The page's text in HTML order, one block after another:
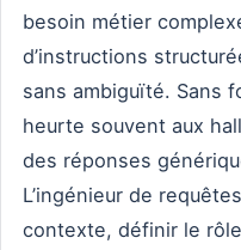
besoin métier
d’instructions
sans ambiguïté. Sans
heurte souvent aux
des réponses
L’ingénieur de
contexte, définir le